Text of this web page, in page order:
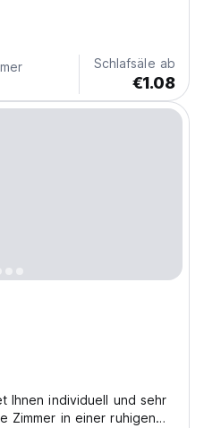
Schlafsäle ab
€1.08
Ihnen individuell und sehr
Zimmer in einer ruhigen